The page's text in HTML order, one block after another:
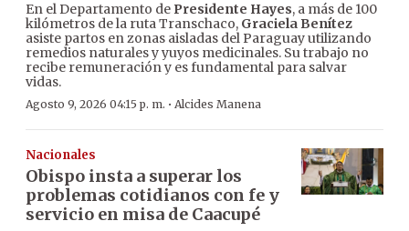
En el Departamento de Presidente Hayes, a más de 100
kilómetros de la ruta Transchaco, Graciela Benítez
asiste partos en zonas aisladas del Paraguay utilizando
remedios naturales y yuyos medicinales. Su trabajo no
recibe remuneración y es fundamental para salvar
vidas.
Agosto 9, 2026 04:15 p. m. · Alcides Manena
Nacionales
Obispo insta a superar los
problemas cotidianos con fe y
servicio en misa de Caacupé